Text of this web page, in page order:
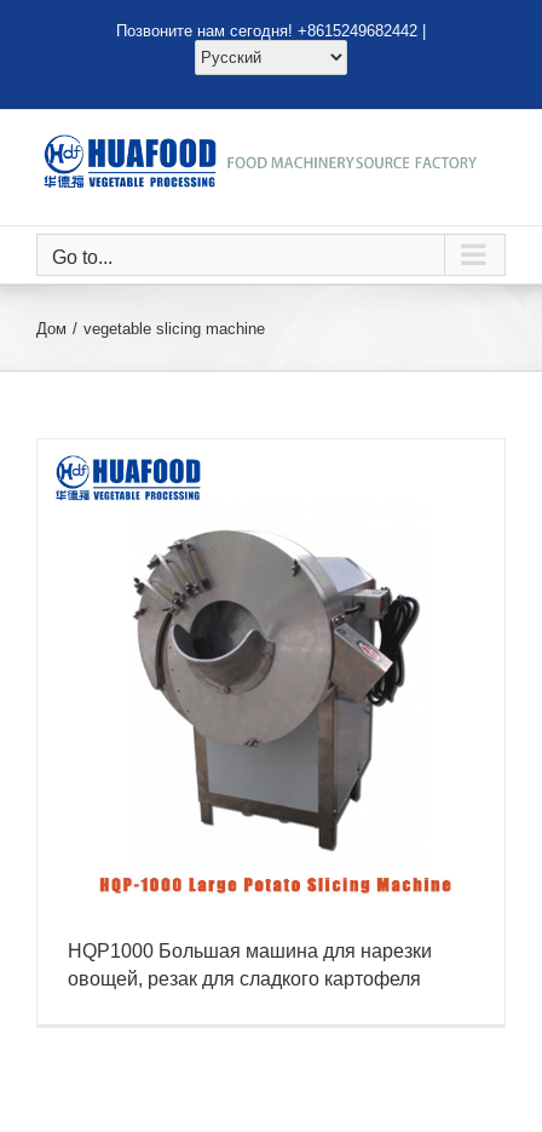
Позвоните нам сегодня! +8615249682442 |
Go to...
Дом vegetable slicing machine
HQP1000 Большая машина для нарезки
овощей, резак для сладкого картофеля